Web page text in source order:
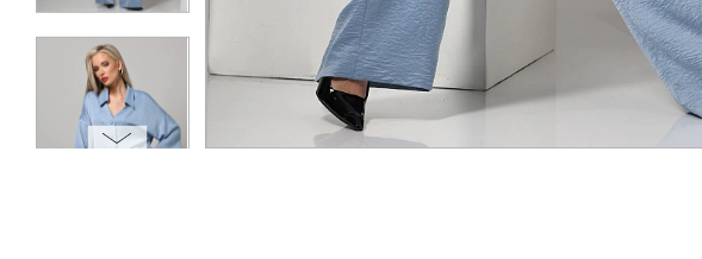
ДОСТАВКА
ОПЛАТА
ТАБЛИЦА РАЗМЕРОВ